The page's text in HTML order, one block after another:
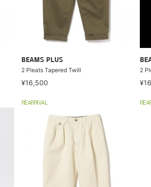
BEAMS PLUS
2 Pleats Tapered Twill
¥16,500
2
REARRIVAL